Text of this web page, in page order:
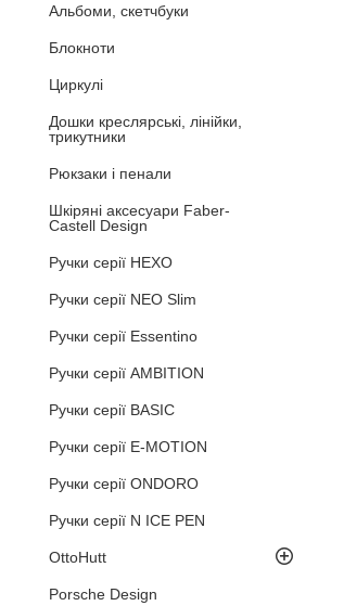
Альбоми, скетчбуки
Блокноти
Циркулі
Дошки креслярські, лінійки,
трикутники
Рюкзаки і пенали
Шкіряні аксесуари Faber-
Castell Design
Ручки серії HEXO
Ручки серії NEO Slim
Ручки серії Essentino
Ручки серії AMBITION
Ручки серії BASIC
Ручки серії E-MOTION
Ручки серії ONDORO
Ручки серії N ICE PEN
OttoHutt
Porsche Design